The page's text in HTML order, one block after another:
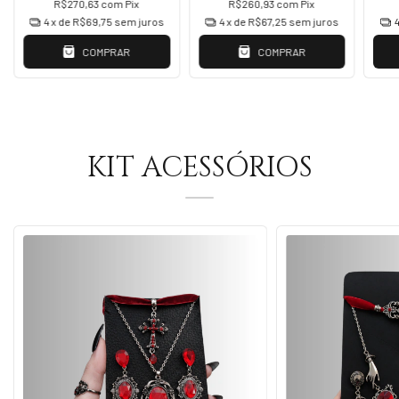
R$270,63 com Pix
4x de R$69,75 sem juros
COMPRAR
R$260,93 com Pix
4x de R$67,25 sem juros
COMPRAR
KIT ACESSÓRIOS